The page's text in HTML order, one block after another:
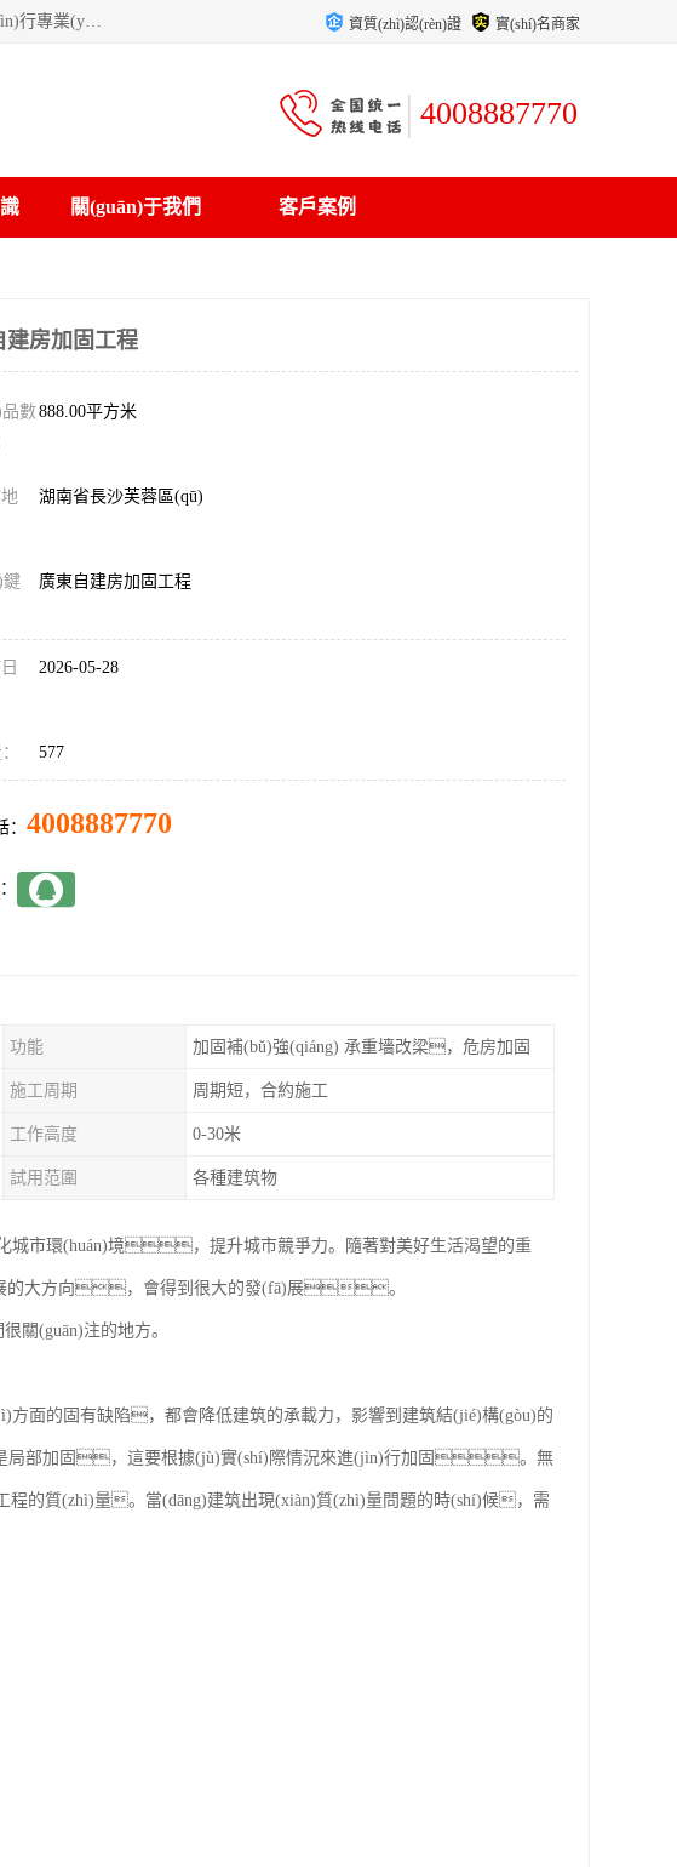
中檢工程檢測有限公司是專業(yè)的第三方檢驗(yàn)機(jī)構(gòu)，致力于對建筑工程、橋梁工程等工程安全進(jìn)行專業(yè)檢測鑒定，為客戶對建筑使用安全性的需求提供全面的服務(wù)。 資質(zhì)認(rèn)證 實(shí)名商家
4008887770
關(guān)于我們 客戶案例
建房加固工程
品數888.00平方米
湖南省長沙芙蓉區(qū)
鍵
廣東自建房加固工程
2026-05-28
577
4008887770
功能 加固補(bǔ)強(qiáng) 承重墻改梁，危房加固
施工周期 周期短，合約施工
工作高度 0-30米
試用范圍 各種建筑物
城市環(huán)境，提升城市競爭力。隨著對美好生活渴望的重
展的大方向，會得到很大的發(fā)展。
(guān)注的地方。
面的固有缺陷，都會降低建筑的承載力，影響到建筑結(jié)構(gòu)的
部加固，這要根據(jù)實(shí)際情況來進(jìn)行加固。無
質(zhì)量。當(dāng)建筑出現(xiàn)質(zhì)量問題的時(shí)候，需